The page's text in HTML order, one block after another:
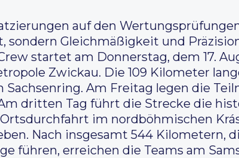
auf den
Gleichmäßigkeit und
startet am Donnerstag, dem 17.
Zwickau. Die 109 Kilometer
Am Freitag legen die
dritten Tag führt die Strecke die
im nordböhmischen
Nach insgesamt 544 Kilometern,
führen, erreichen die Teams am